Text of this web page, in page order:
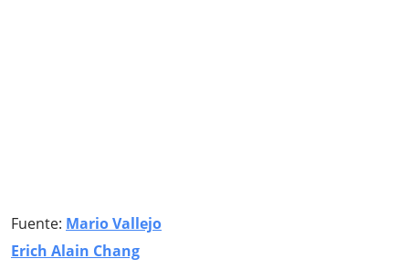
Fuente: Mario Vallejo
Erich Alain Chang